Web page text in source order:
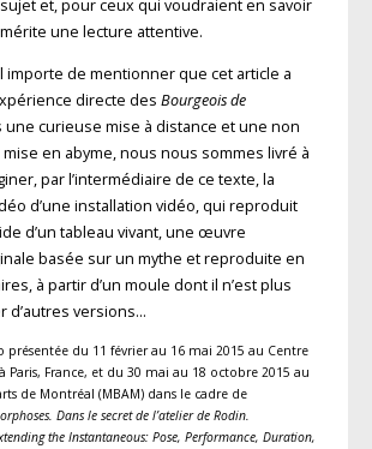
et, pour ceux qui voudraient en savoir
une lecture attentive.
importe de mentionner que cet article a
directe des Bourgeois de
une curieuse mise à distance et une non
en abyme, nous nous sommes livré à
par l’intermédiaire de ce texte, la
d’une installation vidéo, qui reproduit
d’un tableau vivant, une œuvre
basée sur un mythe et reproduite en
à partir d’un moule dont il n’est plus
d’autres versions…
présentée du 11 février au 16 mai 2015 au Centre
Paris, France, et du 30 mai au 18 octobre 2015 au
de Montréal (MBAM) dans le cadre de
Dans le secret de l’atelier de Rodin.
the Instantaneous: Pose, Performance, Duration,